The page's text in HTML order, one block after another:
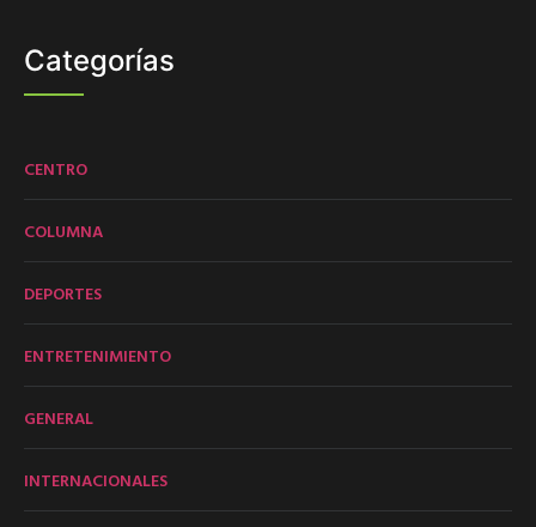
Categorías
CENTRO
COLUMNA
DEPORTES
ENTRETENIMIENTO
GENERAL
INTERNACIONALES